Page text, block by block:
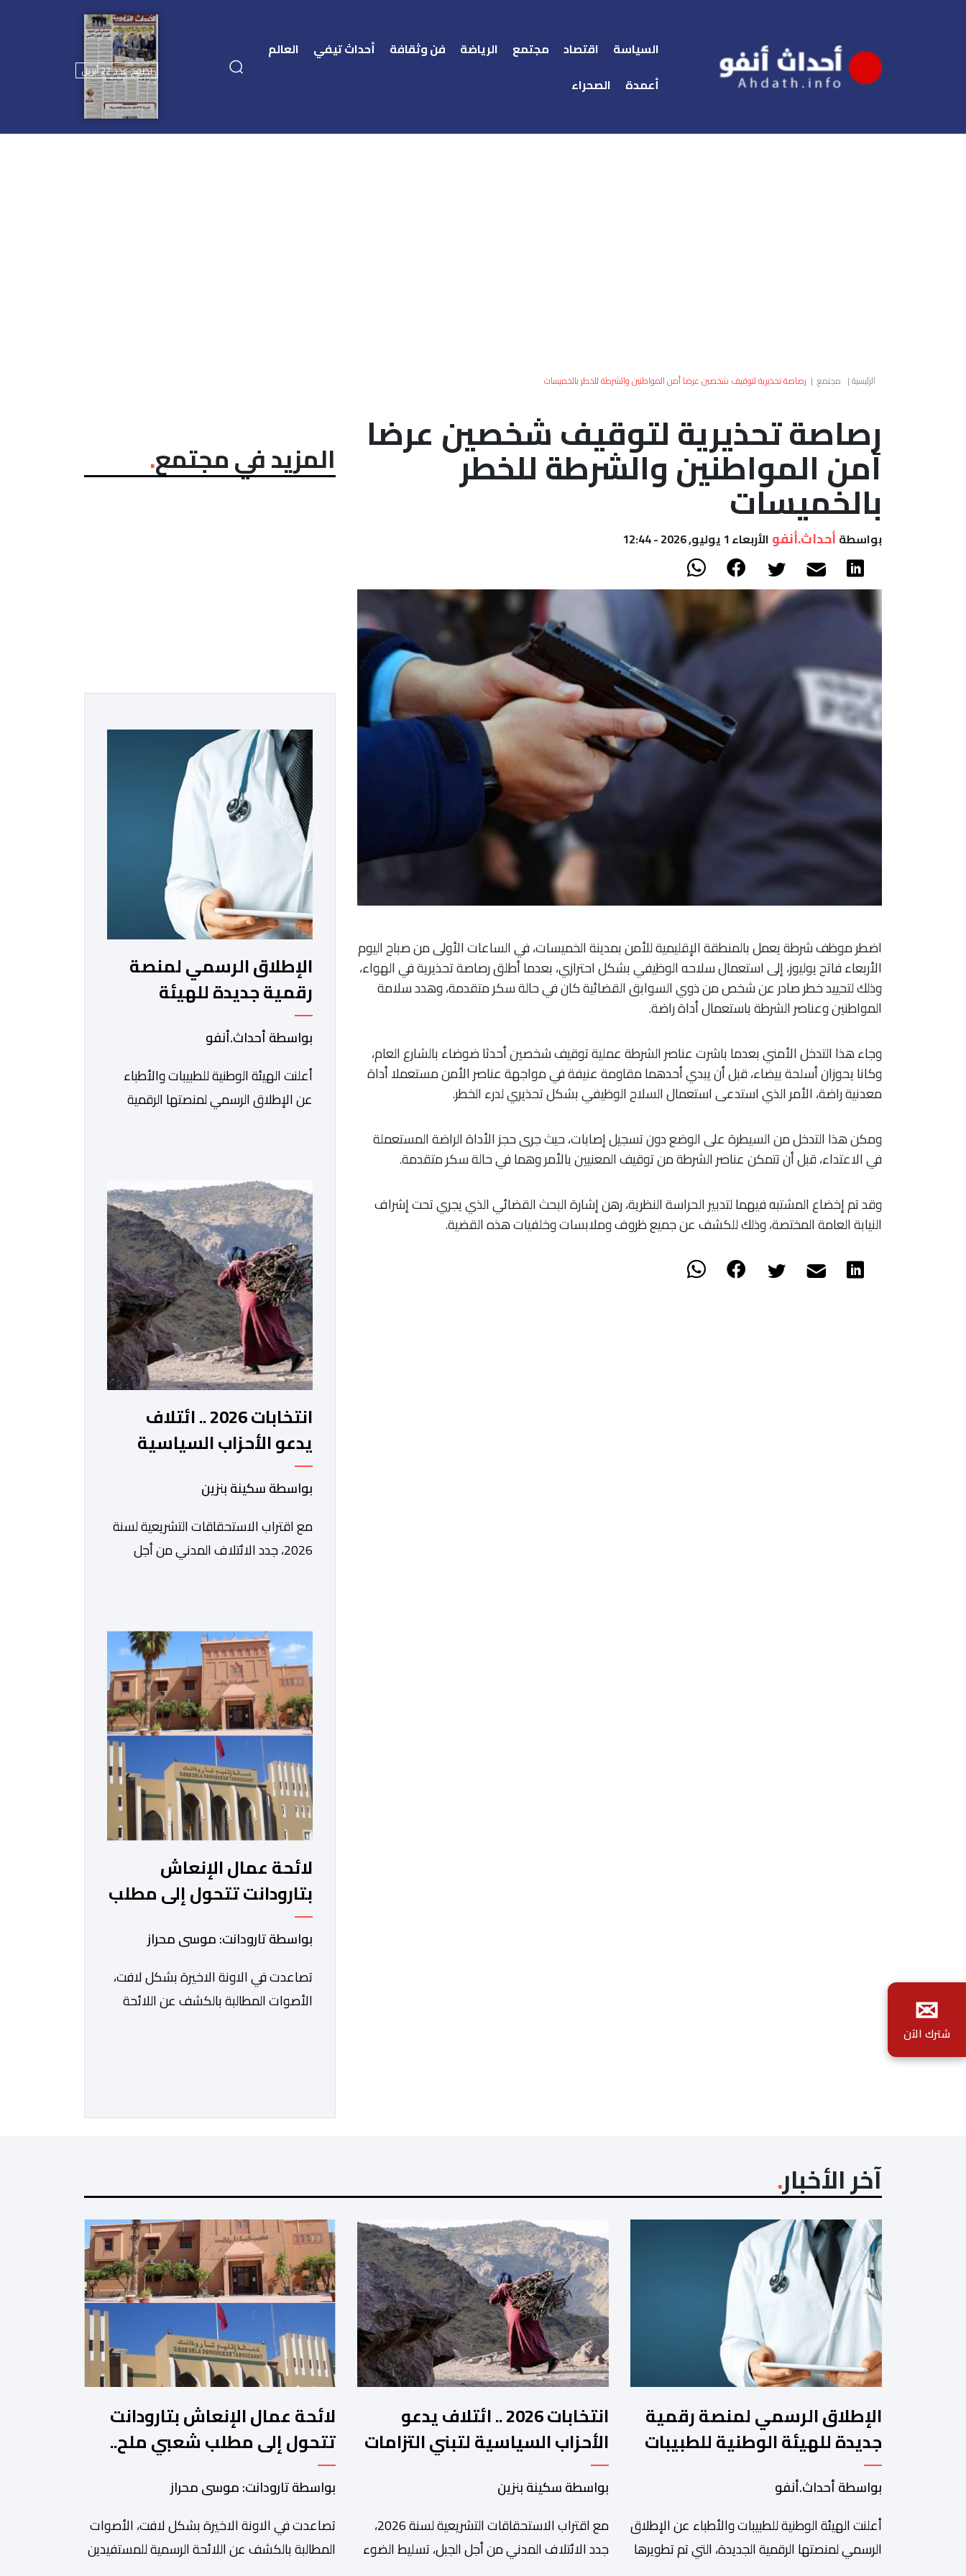
السياسة اقتصاد مجتمع الرياضة فن وثقافة أحداث تيفي
العالم
أعمدة
الصحراء
تصفح عدد 22 أبريل
الرئيسية| مجتمع | رصاصة تحذيرية لتوقيف شخصين عرضا أمن المواطنين والشرطة للخطر بالخميسات
رصاصة تحذيرية لتوقيف شخصين عرضا
أمن المواطنين والشرطة للخطر
بالخميسات
بواسطة أحداث.أنفو الأربعاء 1 يوليو, 2026 - 12:44
اضطر موظف شرطة يعمل بالمنطقة الإقليمية للأمن بمدينة الخميسات، في الساعات الأولى من صباح اليوم
الأربعاء فاتح يوليوز، إلى استعمال سلاحه الوظيفي بشكل احترازي، بعدما أطلق رصاصة تحذيرية في الهواء،
وذلك لتحييد خطر صادر عن شخص من ذوي السوابق القضائية كان في حالة سكر متقدمة، وهدد سلامة
المواطنين وعناصر الشرطة باستعمال أداة راضة.
وجاء هذا التدخل الأمني بعدما باشرت عناصر الشرطة عملية توقيف شخصين أحدثا ضوضاء بالشارع العام،
وكانا يحوزان أسلحة بيضاء، قبل أن يبدي أحدهما مقاومة عنيفة في مواجهة عناصر الأمن مستعملا أداة
معدنية راضة، الأمر الذي استدعى استعمال السلاح الوظيفي بشكل تحذيري لدرء الخطر.
ومكن هذا التدخل من السيطرة على الوضع دون تسجيل إصابات، حيث جرى حجز الأداة الراضة المستعملة
في الاعتداء، قبل أن تتمكن عناصر الشرطة من توقيف المعنيين بالأمر وهما في حالة سكر متقدمة.
وقد تم إخضاع المشتبه فيهما لتدبير الحراسة النظرية، رهن إشارة البحث القضائي الذي يجري تحت إشراف
النيابة العامة المختصة، وذلك للكشف عن جميع ظروف وملابسات وخلفيات هذه القضية.
المزيد في مجتمع
الإطلاق الرسمي لمنصة
رقمية جديدة للهيئة
الوطنية للطبيبات والأطباء
بواسطة أحداث.أنفو
أعلنت الهيئة الوطنية للطبيبات والأطباء
عن الإطلاق الرسمي لمنصتها الرقمية
بين الأطباء والمجالس الجهوية للهيئة إلى
جانب الهيئة الوطنية. وذكر بلاغ للهيئة أن
هذه المنصة، التي تم إطلاقها في إطار
استراتيجيتها الرامية إلى التحديث والتحول
الرقمي، تشكل خطوة مهمة في […]
انتخابات 2026 .. ائتلاف
يدعو الأحزاب السياسية
لتبني التزامات واضحة تجاه
المناطق الجبلية
بواسطة سكينة بنزين
مع اقتراب الاستحقاقات التشريعية لسنة
2026، جدد الائتلاف المدني من أجل
مذكرة مطلبية، دعا فيها الأحزاب
السياسية، إلى ادراج 10 التزامات ضمن
برامجها الانتخابية المنتظرة، في إطار تعاقد
سياسي مع المناطق الجبلية والانتقال
من الوعود الانتخابية إلى التزامات عملية
[…]
لائحة عمال الإنعاش
بتارودانت تتحول إلى مطلب
شعبي ملح.. فمن يجيب؟.
بواسطة تارودانت: موسى محراز
تصاعدت في الاونة الاخيرة بشكل لافت،
الأصوات المطالبة بالكشف عن اللائحة
التواصل الاجتماعي، وسط دعوات
الكبير بن طوطو، ثم شخص اخر […]
آخر الأخبار
الإطلاق الرسمي لمنصة رقمية
جديدة للهيئة الوطنية للطبيبات
والأطباء
بواسطة أحداث.أنفو
أعلنت الهيئة الوطنية للطبيبات والأطباء عن الإطلاق
الرسمي لمنصتها الرقمية الجديدة، التي تم تطويرها
انتخابات 2026 .. ائتلاف يدعو
الأحزاب السياسية لتبني التزامات
واضحة تجاه المناطق الجبلية
بواسطة سكينة بنزين
مع اقتراب الاستحقاقات التشريعية لسنة 2026،
جدد الائتلاف المدني من أجل الجبل، تسليط الضوء
لائحة عمال الإنعاش بتارودانت
تتحول إلى مطلب شعبي ملح..
فمن يجيب؟.
بواسطة تارودانت: موسى محراز
تصاعدت في الاونة الاخيرة بشكل لافت، الأصوات
المطالبة بالكشف عن اللائحة الرسمية للمستفيدين
✉
شترك الآن